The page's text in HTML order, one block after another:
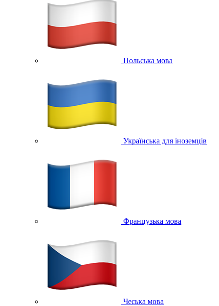
Польська мова
Українська для іноземців
Французька мова
Чеська мова